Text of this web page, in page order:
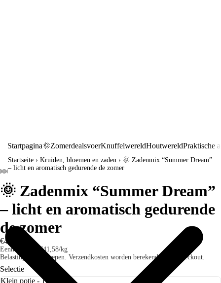
Startpagina🌞ZomerdealsvoerKnuffelwereldHoutwereldPraktische
Startseite › Kruiden, bloemen en zaden › 🌞 Zadenmix “Summer Dream”
– licht en aromatisch gedurende de zomer
🌞 Zadenmix “Summer Dream”
– licht en aromatisch gedurende
de zomer
€4,99
Eenheidsprijs
€41,58/kg
Belastingen inbegrepen. Verzendkosten worden berekend bij de checkout.
Selectie